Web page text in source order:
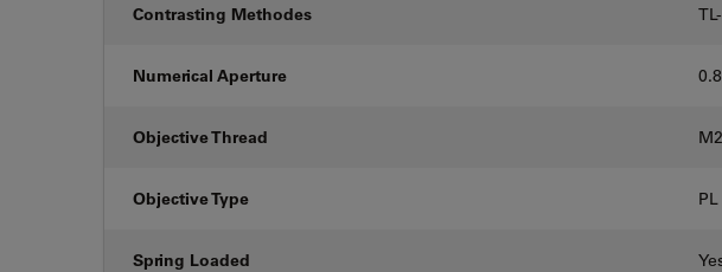
Contrasting Methodes
Numerical Aperture 0.8
Objective Thread
Objective Type
Spring Loaded